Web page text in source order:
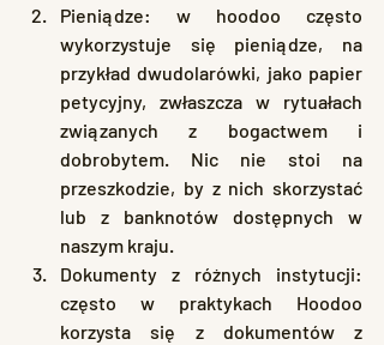
Pieniądze: w hoodoo często
wykorzystuje się pieniądze, na
przykład dwudolarówki, jako papier
petycyjny, zwłaszcza w rytuałach
związanych z bogactwem i
dobrobytem. Nic nie stoi na
przeszkodzie, by z nich skorzystać
lub z banknotów dostępnych w
naszym kraju.
Dokumenty z różnych instytucji:
często w praktykach Hoodoo
korzysta się z dokumentów z